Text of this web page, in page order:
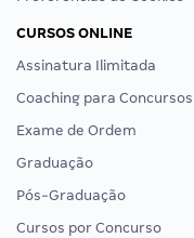
CURSOS ONLINE
Assinatura Ilimitada
Coaching para Concursos
Exame de Ordem
Graduação
Pós-Graduação
Cursos por Concurso